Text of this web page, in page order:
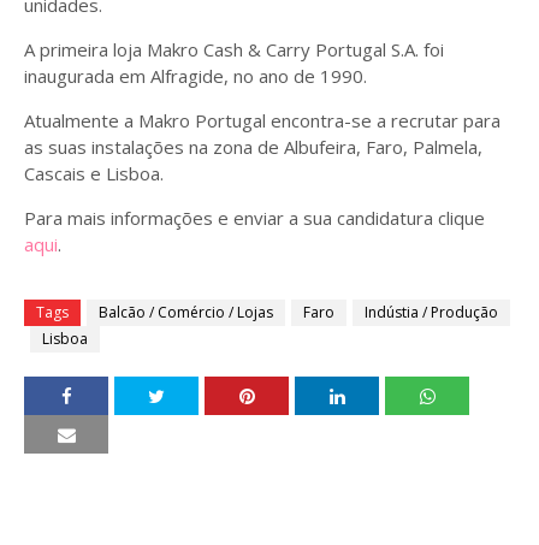
unidades.
A primeira loja Makro Cash & Carry Portugal S.A. foi
inaugurada em Alfragide, no ano de 1990.
Atualmente a Makro Portugal encontra-se a recrutar para
as suas instalações na zona de Albufeira, Faro, Palmela,
Cascais e Lisboa.
Para mais informações e enviar a sua candidatura clique
aqui.
Tags Balcão / Comércio / Lojas Faro
Indústia / Produção
Lisboa